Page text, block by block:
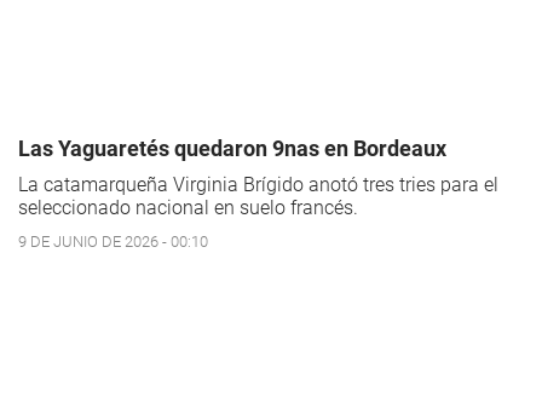
Las Yaguaretés quedaron 9nas en Bordeaux
La catamarqueña Virginia Brígido anotó tres tries para el
seleccionado nacional en suelo francés.
9 DE JUNIO DE 2026 - 00:10